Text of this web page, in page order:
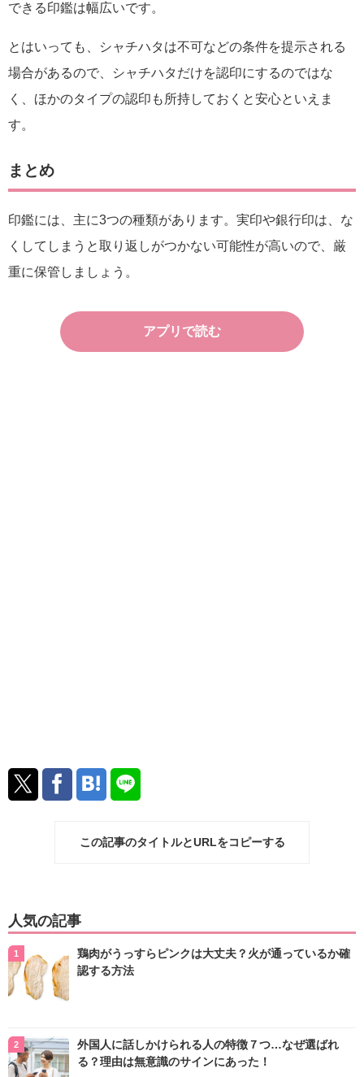
できる印鑑は幅広いです。
とはいっても、シャチハタは不可などの条件を提示される
場合があるので、シャチハタだけを認印にするのではな
く、ほかのタイプの認印も所持しておくと安心といえま
す。
まとめ
印鑑には、主に3つの種類があります。実印や銀行印は、な
くしてしまうと取り返しがつかない可能性が高いので、厳
重に保管しましょう。
アプリで読む
この記事のタイトルとURLをコピーする
人気の記事
鶏肉がうっすらピンクは大丈夫？火が通っているか確
認する方法
外国人に話しかけられる人の特徴７つ…なぜ選ばれ
る？理由は無意識のサインにあった！